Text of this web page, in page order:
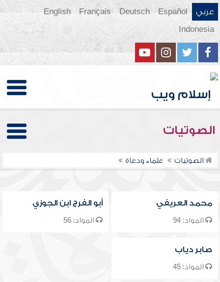
عربي Español
Deutsch
Français
English
Indonesia
الصوتيات
الصوتيات علماء ودعاة
محمد العريفي
المواد: 94
أبو الفرج ابن الجوزي
المواد: 56
صابر دياب
المواد: 45